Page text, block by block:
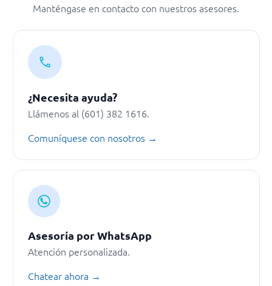
Manténgase en contacto con nuestros asesores.
¿Necesita ayuda?
Llámenos al (601) 382 1616.
Comuníquese con nosotros →
Asesoría por WhatsApp
Atención personalizada.
Chatear ahora →